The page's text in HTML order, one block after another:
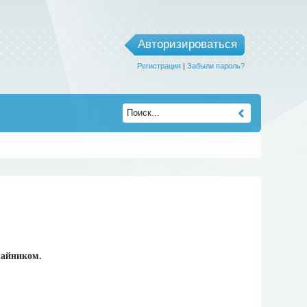
Авторизироваться
Регистрация| Забыли пароль?